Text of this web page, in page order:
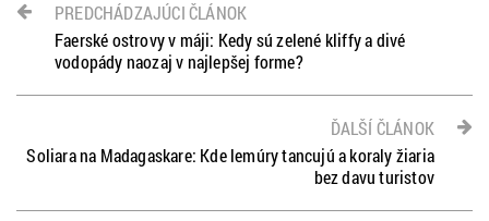
PREDCHÁDZAJÚCI ČLÁNOK
Faerské ostrovy v máji: Kedy sú zelené kliffy a divé
vodopády naozaj v najlepšej forme?
ĎALŠÍ ČLÁNOK
Soliara na Madagaskare: Kde lemúry tancujú a koraly žiaria
bez davu turistov